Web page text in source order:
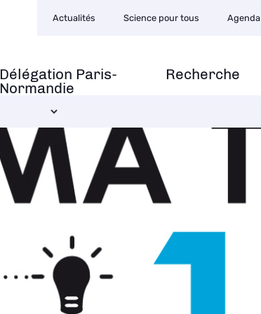
Navigation
principale
Délégation Paris-
Normandie
Recherche
secondaire
Actualités Science pour tous Agenda